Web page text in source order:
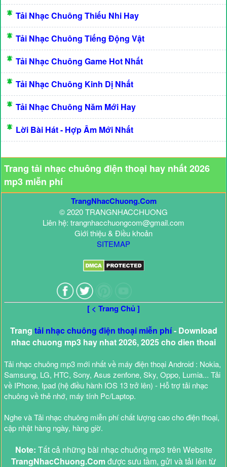
Tải Nhạc Chuông Thiếu Nhi Hay
Tải Nhạc Chuông Tiếng Động Vật
Tải Nhạc Chuông Game Hot Nhất
Tải Nhạc Chuông Kinh Dị Nhất
Tải Nhạc Chuông Năm Mới Hay
Lời Bài Hát - Hợp Âm Mới Nhất
Trang tải nhạc chuông điện thoại hay nhất 2026
mp3 miễn phí
TrangNhacChuong.Com
© 2020 TRANGNHACCHUONG
Liên hệ: trangnhacchuongcom@gmail.com
Giới thiệu & Điều khoản
SITEMAP
[ < Trang Chủ ]
Trang tải nhạc chuông điện thoại miễn phí- Download
nhac chuong mp3 hay nhat 2026, 2025 cho dien thoai
Tải nhạc chuông mp3 mới nhất về máy điện thoại Android : Nokia,
Samsung, LG, HTC, Sony, Asus zenfone, Sky, Oppo, Lumia... Tải
về IPhone, Ipad (hệ điều hành IOS 13 trở lên) - Hỗ trợ tải nhạc
chuông về thẻ nhớ, máy tính Pc/Laptop.
Nghe và Tải nhạc chuông miễn phí chất lượng cao cho điện thoại,
cập nhật hàng ngày, hàng giờ.
Note: Tất cả những bài nhạc chuông mp3 trên Website
TrangNhacChuong.Comđược sưu tầm, gửi và tải lên từ